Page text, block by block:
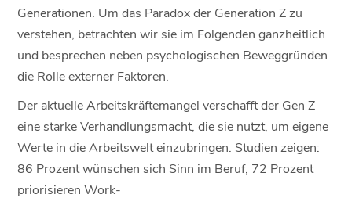
Generationen. Um das Paradox der Generation Z zu
verstehen, betrachten wir sie im Folgenden ganzheitlich
und besprechen neben psychologischen Beweggründen
die Rolle externer Faktoren.
Der aktuelle Arbeitskräftemangel verschafft der Gen Z
eine starke Verhandlungsmacht, die sie nutzt, um eigene
Werte in die Arbeitswelt einzubringen. Studien zeigen:
86 Prozent wünschen sich Sinn im Beruf, 72 Prozent
priorisieren Work-